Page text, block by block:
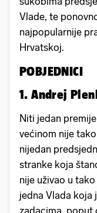
Vlade, te
najpopularnije
Hrvatskoj.
POBJEDNICI
1. Andrej
Niti jedan
većinom nije
nijedan
stranke koja
nije uživao u
jedna Vlada koja